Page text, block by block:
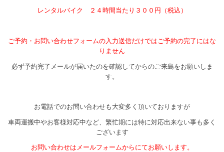
レンタルバイク ２４時間当たり３００円（税込）
ご予約・お問い合わせフォームの入力送信だけではご予約の完了にはな
りません
必ず予約完了メールが届いたのを確認してからのご来島をお願いしま
す。
お電話でのお問い合わせも大変多く頂いておりますが
車両運搬中やお客様対応中など、繁忙期には特に対応出来ない事も多く
ございます
お問い合わせはメールフォームからにてお願いします。